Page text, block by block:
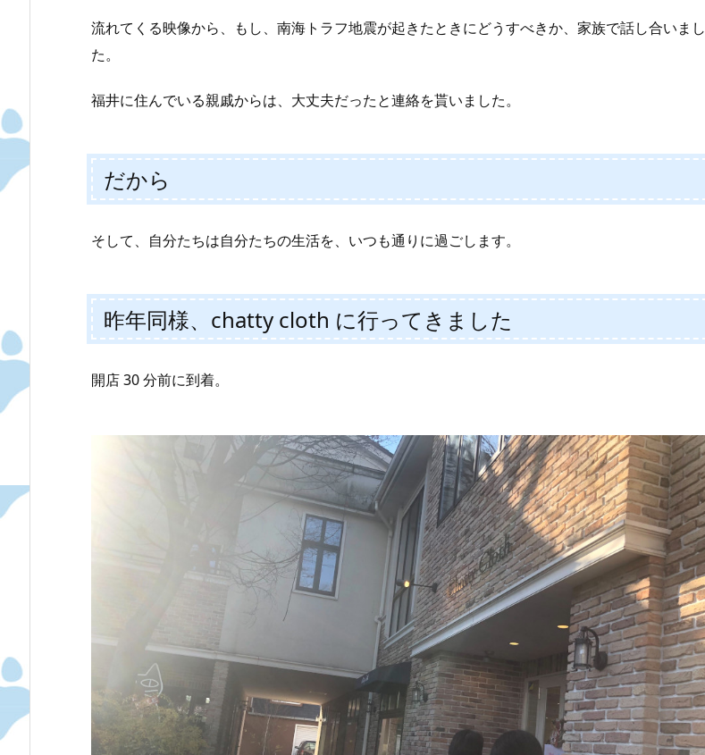
流れてくる映像から、もし、南海トラフ地震が起きたときにどうすべきか、家族で話し合いまし
た。
福井に住んでいる親戚からは、大丈夫だったと連絡を貰いました。
だから
そして、自分たちは自分たちの生活を、いつも通りに過ごします。
昨年同様、chatty cloth に行ってきました
開店 30 分前に到着。